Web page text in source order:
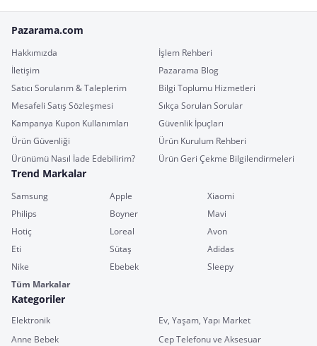
Pazarama.com
Hakkımızda
İşlem Rehberi
İletişim
Pazarama Blog
Satıcı Sorularım & Taleplerim
Bilgi Toplumu Hizmetleri
Mesafeli Satış Sözleşmesi
Sıkça Sorulan Sorular
Kampanya Kupon Kullanımları
Güvenlik İpuçları
Ürün Güvenliği
Ürün Kurulum Rehberi
Ürünümü Nasıl İade Edebilirim?
Ürün Geri Çekme Bilgilendirmeleri
Trend Markalar
Samsung Apple
Xiaomi
Philips
Boyner
Mavi
Hotiç
Loreal
Avon
Eti
Sütaş
Adidas
Nike
Ebebek
Sleepy
Tüm Markalar
Kategoriler
Elektronik
Ev, Yaşam, Yapı Market
Anne Bebek
Cep Telefonu ve Aksesuar